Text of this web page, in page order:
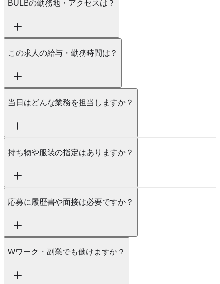
BULBの勤務地・アクセスは？
この求人の給与・勤務時間は？
当日はどんな業務を担当しますか？
持ち物や服装の指定はありますか？
応募に履歴書や面接は必要ですか？
Wワーク・副業でも働けますか？